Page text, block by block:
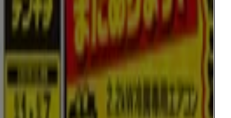
Tiendeo
お近くの家電のお買い得商品
PCデポ
あなたの街のその他の家電店舗。
ヤマダ電機